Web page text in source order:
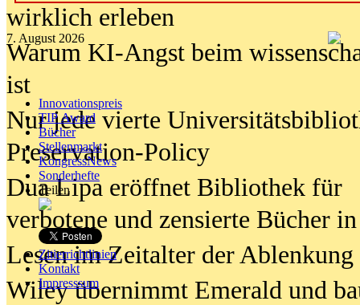
7. August 2026
Innovationspreis
TIP Award
Bücher
Stellenmarkt
KongressNews
Sonderhefte
Teilen
Zitierrichtlinien
Kontakt
Impresssum
wirklich erleben
Warum KI-Angst beim
ist
Nur jede vierte
Preservation-Policy
Dua Lipa eröffnet Bibliothek für
verbotene und zensierte Bücher
Lesen im Zeitalter der Ablenkung
Wiley übernimmt Emerald und